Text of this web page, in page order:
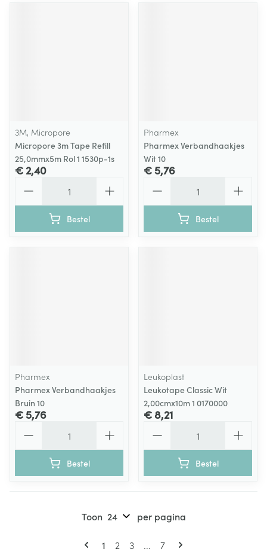
3M, Micropore
Micropore 3m Tape Refill
25,0mmx5m Rol 1 1530p-1s
€ 2,40
Bestel
Pharmex
Pharmex Verbandhaakjes
Wit 10
€ 5,76
Bestel
Pharmex
Pharmex Verbandhaakjes
Bruin 10
€ 5,76
Bestel
Leukoplast
Leukotape Classic Wit
2,00cmx10m 1 0170000
€ 8,21
Bestel
Pagina's
U lees momenteel pagina
1 Pagina
2 Pagina
3 ... Pagina
7
Toon per pagina